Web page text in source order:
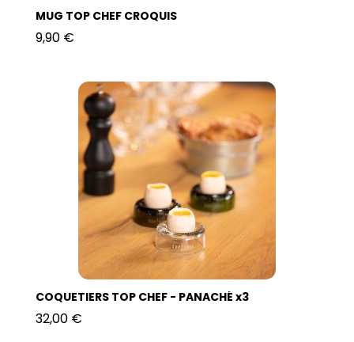
MUG TOP CHEF CROQUIS
9,90 €
COQUETIERS TOP CHEF - PANACHÉ x3
32,00 €